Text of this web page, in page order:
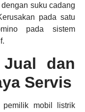
suku cadang
pada satu
pada sistem
dan
Servis
pemilik mobil listrik